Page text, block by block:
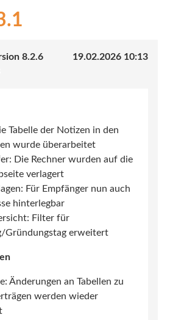
19.02.2026 10:13
8.2.6
Tabelle der Notizen in den
wurde überarbeitet
Die Rechner wurden auf die
verlagert
Für Empfänger nun auch
hinterlegbar
Filter für
Gründungstag erweitert
Änderungen an Tabellen zu
werden wieder